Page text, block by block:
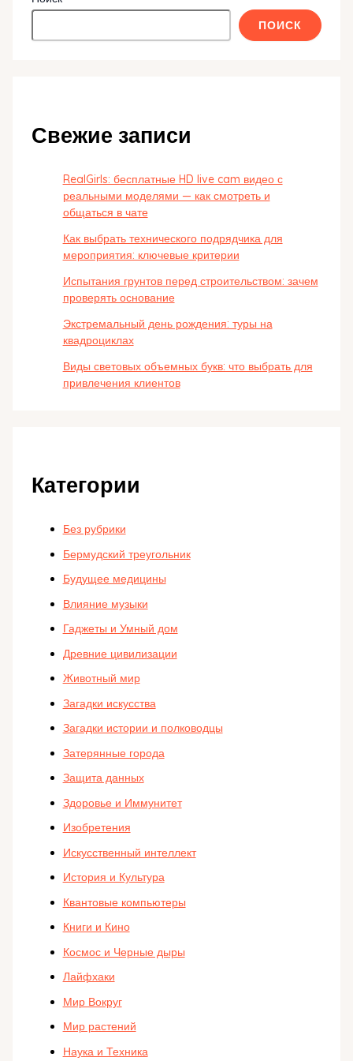
ПОИСК
Свежие записи
RealGirls: бесплатные HD live cam видео с
реальными моделями — как смотреть и
общаться в чате
Как выбрать технического подрядчика для
мероприятия: ключевые критерии
Испытания грунтов перед строительством: зачем
проверять основание
Экстремальный день рождения: туры на
квадроциклах
Виды световых объемных букв: что выбрать для
привлечения клиентов
Категории
Без рубрики
Бермудский треугольник
Будущее медицины
Влияние музыки
Гаджеты и Умный дом
Древние цивилизации
Животный мир
Загадки искусства
Загадки истории и полководцы
Затерянные города
Защита данных
Здоровье и Иммунитет
Изобретения
Искусственный интеллект
История и Культура
Квантовые компьютеры
Книги и Кино
Космос и Черные дыры
Лайфхаки
Мир Вокруг
Мир растений
Наука и Техника